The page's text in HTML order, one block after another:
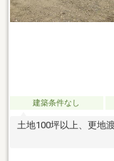
建築条件なし
土地100坪以上、更地